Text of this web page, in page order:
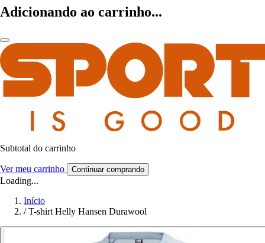
Adicionando ao carrinho...
Subtotal do carrinho
Ver meu carrinho Continuar comprando
Loading...
Início
/ T-shirt Helly Hansen Durawool